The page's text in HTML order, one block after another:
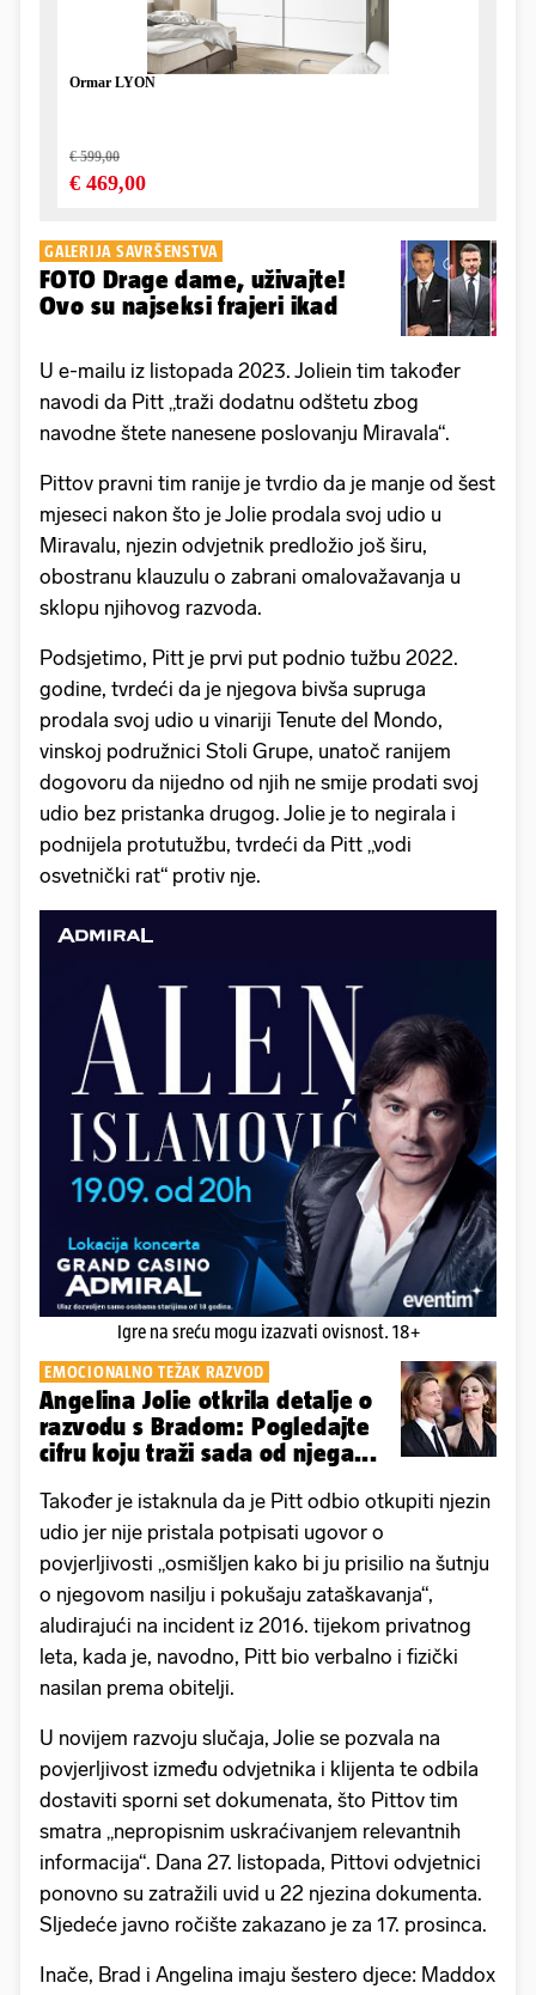
GALERIJA SAVRŠENSTVA
FOTO Drage dame, uživajte!
Ovo su najseksi frajeri ikad
U e-mailu iz listopada 2023. Joliein tim također
navodi da Pitt „traži dodatnu odštetu zbog
navodne štete nanesene poslovanju Miravala“.
Pittov pravni tim ranije je tvrdio da je manje od šest
mjeseci nakon što je Jolie prodala svoj udio u
Miravalu, njezin odvjetnik predložio još širu,
obostranu klauzulu o zabrani omalovažavanja u
sklopu njihovog razvoda.
Podsjetimo, Pitt je prvi put podnio tužbu 2022.
godine, tvrdeći da je njegova bivša supruga
prodala svoj udio u vinariji Tenute del Mondo,
vinskoj podružnici Stoli Grupe, unatoč ranijem
dogovoru da nijedno od njih ne smije prodati svoj
udio bez pristanka drugog. Jolie je to negirala i
podnijela protutužbu, tvrdeći da Pitt „vodi
osvetnički rat“ protiv nje.
Igre na sreću mogu izazvati ovisnost. 18+
EMOCIONALNO TEŽAK RAZVOD
Angelina Jolie otkrila detalje o
razvodu s Bradom: Pogledajte
cifru koju traži sada od njega...
Također je istaknula da je Pitt odbio otkupiti njezin
udio jer nije pristala potpisati ugovor o
povjerljivosti „osmišljen kako bi ju prisilio na šutnju
o njegovom nasilju i pokušaju zataškavanja“,
aludirajući na incident iz 2016. tijekom privatnog
leta, kada je, navodno, Pitt bio verbalno i fizički
nasilan prema obitelji.
U novijem razvoju slučaja, Jolie se pozvala na
povjerljivost između odvjetnika i klijenta te odbila
dostaviti sporni set dokumenata, što Pittov tim
smatra „nepropisnim uskraćivanjem relevantnih
informacija“. Dana 27. listopada, Pittovi odvjetnici
ponovno su zatražili uvid u 22 njezina dokumenta.
Sljedeće javno ročište zakazano je za 17. prosinca.
Inače, Brad i Angelina imaju šestero djece: Maddox